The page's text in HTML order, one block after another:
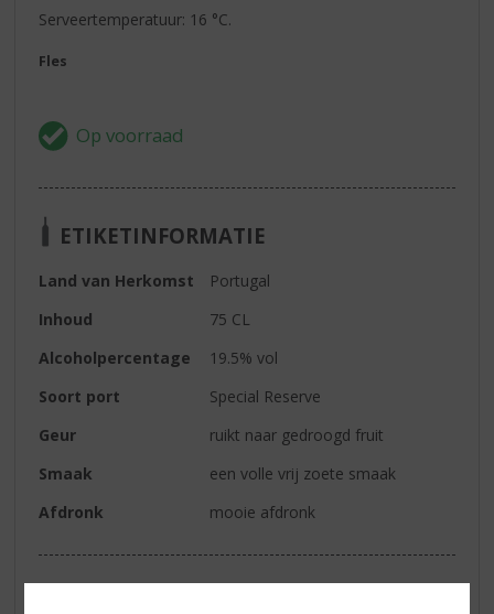
Serveertemperatuur: 16 °C.
Fles
ETIKETINFORMATIE
Land van Herkomst
Portugal
Inhoud
75 CL
Alcoholpercentage
19.5% vol
Soort port
Special Reserve
Geur
ruikt naar gedroogd fruit
Smaak
een volle vrij zoete smaak
Afdronk
mooie afdronk